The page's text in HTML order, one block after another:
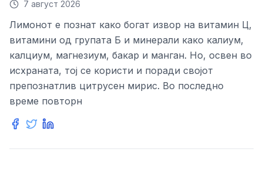
7 август 2026
Лимонот е познат како богат извор на витамин Ц,
витамини од групата Б и минерали како калиум,
калциум, магнезиум, бакар и манган. Но, освен во
исхраната, тој се користи и поради својот
препознатлив цитрусен мирис. Во последно
време повторн